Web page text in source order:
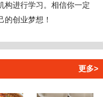
构进行学习。相信你一定
的创业梦想！
更多>